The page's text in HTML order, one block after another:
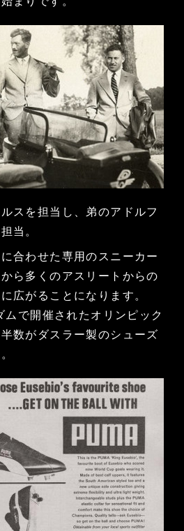
スを担当し、弟のアドルフ
当。
合わせた専用のスニーカー
ら多くのアスリートからの
広がることになります。
で開催されたオリンピック
数がダスラー製のシューズ